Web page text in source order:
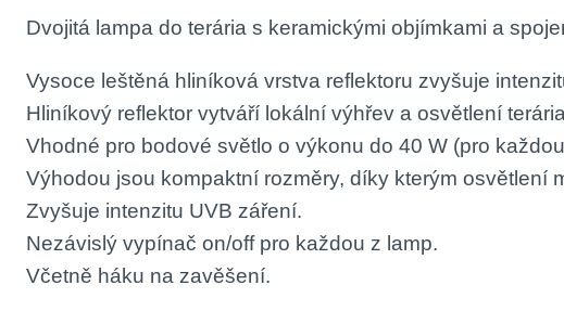
Dvojitá lampa do terária s keramickými objímkami a
Vysoce leštěná hliníková vrstva reflektoru zvyšuje
Hliníkový reflektor vytváří lokální výhřev a osvětlení
Vhodné pro bodové světlo o výkonu do 40 W (pro
Výhodou jsou kompaktní rozměry, díky kterým osvětlení
Zvyšuje intenzitu UVB záření.
Nezávislý vypínač on/off pro každou z lamp.
Včetně háku na zavěšení.